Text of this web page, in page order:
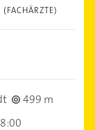
499 m